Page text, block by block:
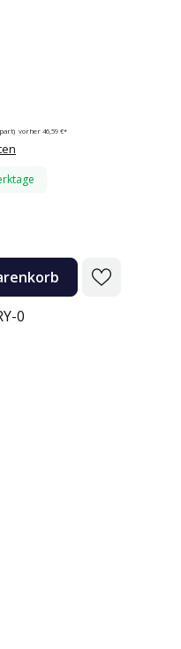
vorher 46,59 €*
Wert ein oder
0